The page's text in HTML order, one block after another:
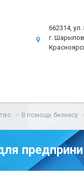
662314, ул.
г.
В помощь бизнесу